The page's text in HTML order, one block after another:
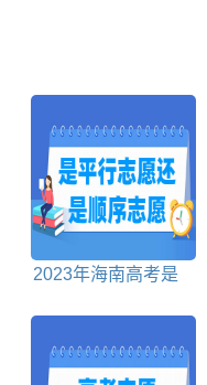
2023年海南高考是